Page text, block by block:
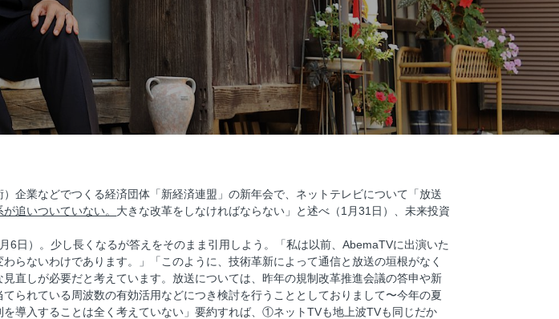
企業などでつくる経済団体「新経済連盟」の新年会で、ネットテレビについて「放送
追いついていない。 大きな改革をしなければならない」と述べ（1月31日）、未来投資
日）。少し長くなるが答えをそのまま引用しよう。「私は以前、AbemaTVに出演いた
らないわけであります。」「このように、技術革新によって通信と放送の垣根がなく
直しが必要だと考えています。放送については、昨年の規制改革推進会議の答申や新
られている周波数の有効活用などにつき検討を行うこととしておりまして〜今年の夏
導入することは全く考えていない」要約すれば、①ネットTVも地上波TVも同じだか